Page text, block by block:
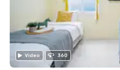
Video 360